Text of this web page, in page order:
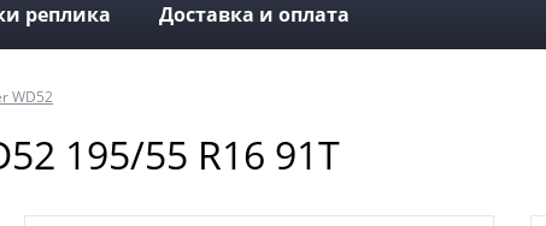
реплика Доставка и оплата
WD52
195/55 R16 91T